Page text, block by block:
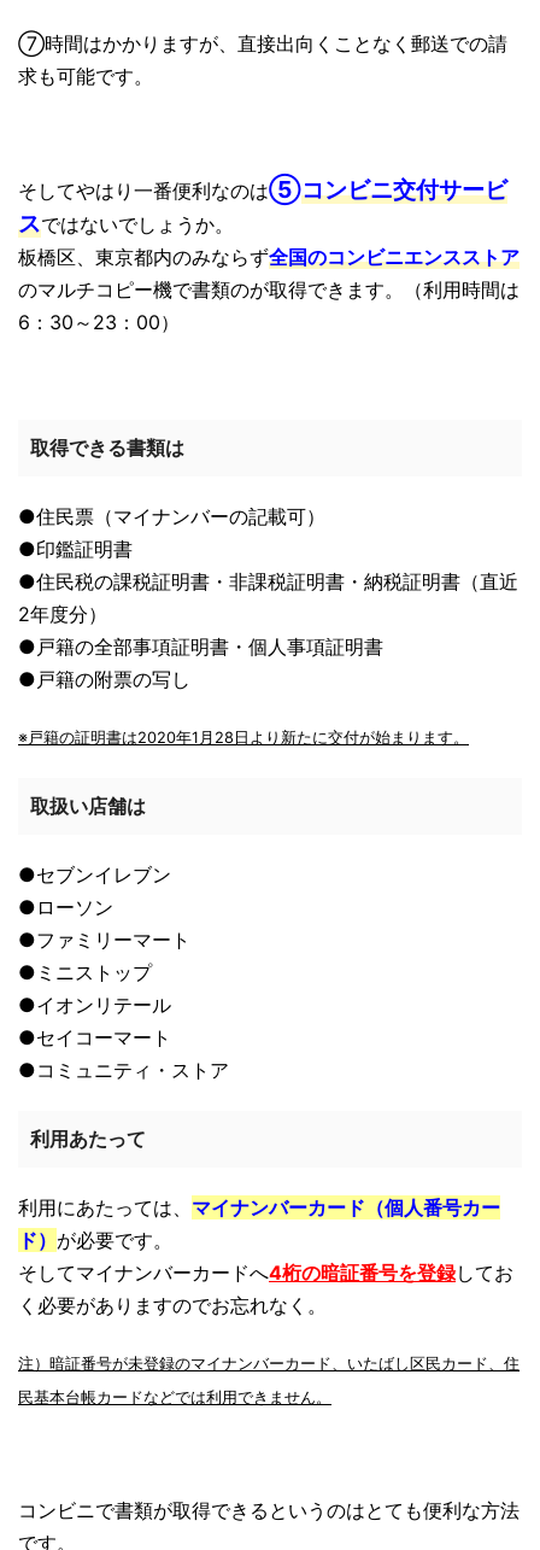
⑦時間はかかりますが、直接出向くことなく郵送での請
求も可能です。
そしてやはり一番便利なのは⑤コンビニ交付サービ
スではないでしょうか。
板橋区、東京都内のみならず全国のコンビニエンスストア
のマルチコピー機で書類のが取得できます。（利用時間は
6：30～23：00）
取得できる書類は
●住民票（マイナンバーの記載可）
●印鑑証明書
●住民税の課税証明書・非課税証明書・納税証明書（直近
2年度分）
●戸籍の全部事項証明書・個人事項証明書
●戸籍の附票の写し
※戸籍の証明書は2020年1月28日より新たに交付が始まります。
取扱い店舗は
●セブンイレブン
●ローソン
●ファミリーマート
●ミニストップ
●イオンリテール
●セイコーマート
●コミュニティ・ストア
利用あたって
利用にあたっては、 マイナンバーカード（個人番号カー
ド） が必要です。
そしてマイナンバーカードへ4桁の暗証番号を登録してお
く必要がありますのでお忘れなく。
注）暗証番号が未登録のマイナンバーカード、いたばし区民カード、住
民基本台帳カードなどでは利用できません。
コンビニで書類が取得できるというのはとても便利な方法
です。